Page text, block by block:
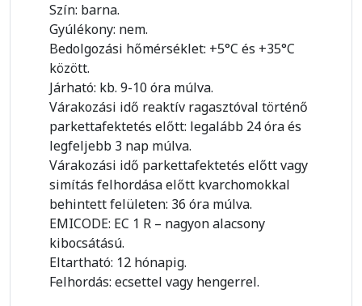
Szín: barna.
Gyúlékony: nem.
Bedolgozási hőmérséklet: +5°C és +35°C
között.
Járható: kb. 9-10 óra múlva.
Várakozási idő reaktív ragasztóval történő
parkettafektetés előtt: legalább 24 óra és
legfeljebb 3 nap múlva.
Várakozási idő parkettafektetés előtt vagy
simítás felhordása előtt kvarchomokkal
behintett felületen: 36 óra múlva.
EMICODE: EC 1 R – nagyon alacsony
kibocsátású.
Eltartható: 12 hónapig.
Felhordás: ecsettel vagy hengerrel.